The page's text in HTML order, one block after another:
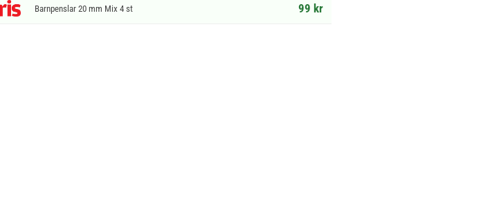
Barnpenslar 20 mm Mix 4 st 99 kr